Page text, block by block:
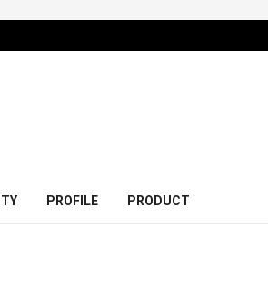
PROFILE PRODUCT